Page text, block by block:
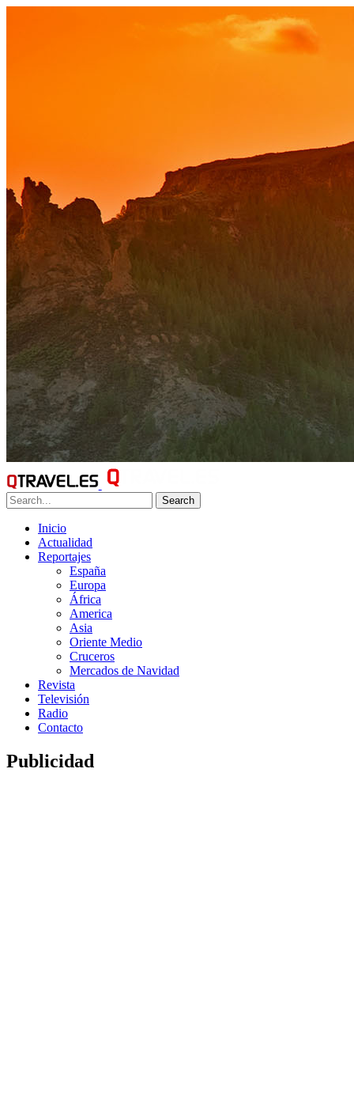
Search
Inicio
Actualidad
Reportajes
España
Europa
África
America
Asia
Oriente Medio
Cruceros
Mercados de Navidad
Revista
Televisión
Radio
Contacto
Publicidad